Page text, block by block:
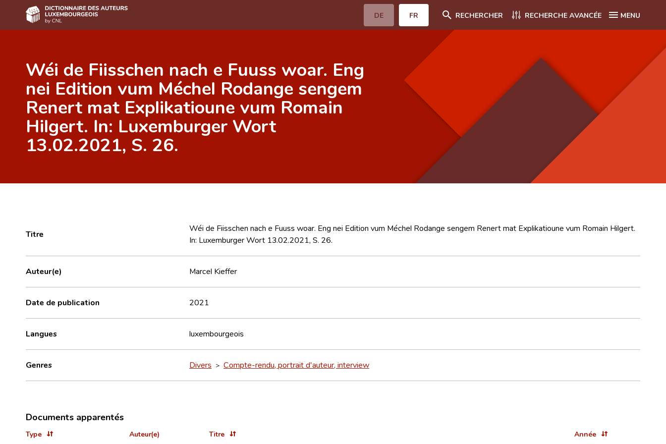
DE FR RECHERCHER RECHERCHE AVANCÉE MENU
Auteur(e)s A-Z
Recherche avancée
Foire aux questions
CNL
Équipe scientifique
Wéi de Fiisschen nach e Fuuss woar. Eng
nei Edition vum Méchel Rodange sengem
Renert mat Explikatioune vum Romain
Hilgert. In: Luxemburger Wort
13.02.2021, S. 26.
Titre
Wéi de Fiisschen nach e Fuuss woar. Eng nei Edition vum Méchel Rodange sengem Renert mat Explikatioune vum Romain Hilgert.
In: Luxemburger Wort 13.02.2021, S. 26.
Auteur(e) Marcel Kieffer
Date de publication 2021
Langues luxembourgeois
Genres Divers > Compte-rendu, portrait d'auteur, interview
Documents apparentés
Type Auteur(e) Titre Année